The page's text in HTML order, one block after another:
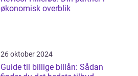
økonomisk overblik
26 oktober 2024
Guide til billige billån: Sådan